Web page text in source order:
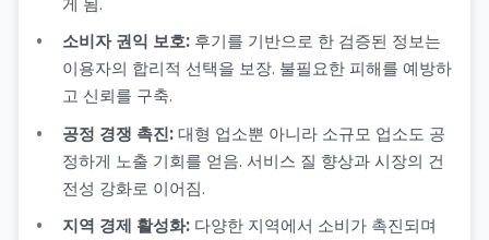
소비자 권익 보호: 후기를 기반으로 한 검증된 정보는
이용자의 합리적 선택을 보장. 불필요한 피해를 예방하
고 신뢰를 구축.
공정 경쟁 촉진: 대형 업소뿐 아니라 소규모 업소도 공
정하게 노출 기회를 얻음. 서비스 질 향상과 시장의 건
전성 강화로 이어짐.
지역 경제 활성화: 다양한 지역에서 소비가 촉진되며